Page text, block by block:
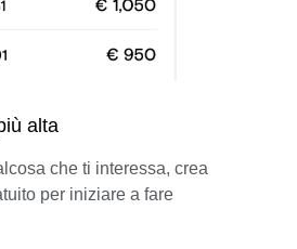
alta
che ti interessa, crea
per iniziare a fare